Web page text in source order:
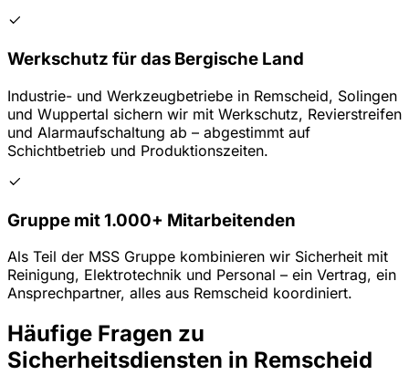
Werkschutz für das Bergische Land
Industrie- und Werkzeugbetriebe in Remscheid, Solingen
und Wuppertal sichern wir mit Werkschutz, Revierstreifen
und Alarmaufschaltung ab – abgestimmt auf
Schichtbetrieb und Produktionszeiten.
Gruppe mit 1.000+ Mitarbeitenden
Als Teil der MSS Gruppe kombinieren wir Sicherheit mit
Reinigung, Elektrotechnik und Personal – ein Vertrag, ein
Ansprechpartner, alles aus Remscheid koordiniert.
Häufige Fragen zu
Sicherheitsdiensten in Remscheid